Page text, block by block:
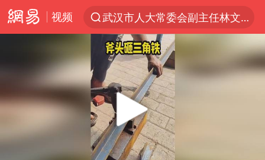
视频
“电影+”如何激发千亿级消费新活力？
全球首个长时储能一体化产业园量产
“秋天的第一杯奶茶”6岁了